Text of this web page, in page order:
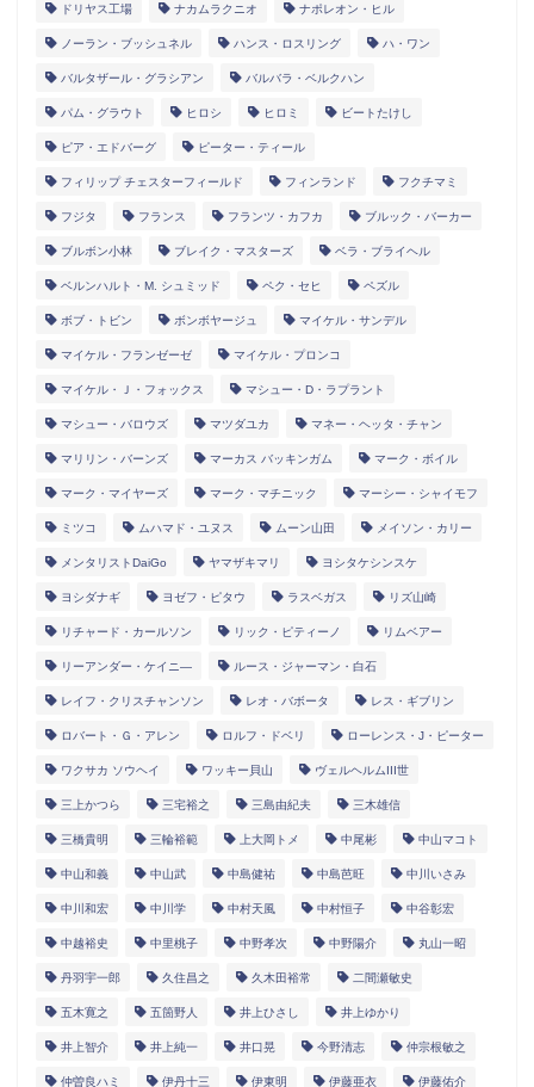
ドリヤス工場 ナカムラクニオ ナポレオン・ヒル
ノーラン・ブッシュネル ハンス・ロスリング ハ・ワン
バルタザール・グラシアン バルバラ・ベルクハン
パム・グラウト ヒロシ ヒロミ ビートたけし
ピア・エドバーグ ピーター・ティール
フィリップ チェスターフィールド フィンランド フクチマミ
フジタ フランス フランツ・カフカ ブルック・バーカー
ブルボン小林 ブレイク・マスターズ ベラ・ブライヘル
ベルンハルト・M. シュミッド ペク・セヒ ペズル
ボブ・トビン ボンボヤージュ マイケル・サンデル
マイケル・フランゼーゼ マイケル・プロンコ
マイケル・Ｊ・フォックス マシュー・D・ラプラント
マシュー・バロウズ マツダユカ マネー・ヘッタ・チャン
マリリン・バーンズ マーカス バッキンガム マーク・ボイル
マーク・マイヤーズ マーク・マチニック マーシー・シャイモフ
ミツコ ムハマド・ユヌス ムーン山田 メイソン・カリー
メンタリストDaiGo ヤマザキマリ ヨシタケシンスケ
ヨシダナギ ヨゼフ・ピタウ ラスベガス リズ山崎
リチャード・カールソン リック・ピティーノ リムベアー
リーアンダー・ケイニ― ルース・ジャーマン・白石
レイフ・クリスチャンソン レオ・バボータ レス・ギブリン
ロバート・Ｇ・アレン ロルフ・ドベリ ローレンス・J・ピーター
ワクサカ ソウヘイ ワッキー貝山 ヴェルヘルムIII世
三上かつら 三宅裕之 三島由紀夫 三木雄信
三橋貴明 三輪裕範 上大岡トメ 中尾彬 中山マコト
中山和義 中山武 中島健祐 中島芭旺 中川いさみ
中川和宏 中川学 中村天風 中村恒子 中谷彰宏
中越裕史 中里桃子 中野孝次 中野陽介 丸山一昭
丹羽宇一郎 久住昌之 久木田裕常 二間瀬敏史
五木寛之 五箇野人 井上ひさし 井上ゆかり
井上智介 井上純一 井口晃 今野清志 仲宗根敏之
仲曽良ハミ 伊丹十三 伊東明 伊藤亜衣 伊藤佑介